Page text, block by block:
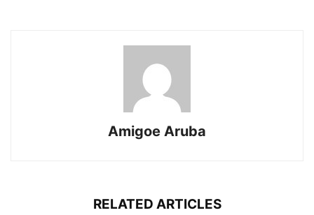
Amigoe Aruba
RELATED ARTICLES